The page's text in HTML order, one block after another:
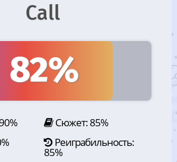
Call
82%
Сюжет: 85%
Реиграбильность:
85%